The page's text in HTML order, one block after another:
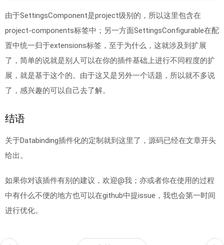
由于SettingsComponent是project级别的，所以这里包含在
project-components标签中；另一方面SettingsConfigurable在配
置中统一归于extensions标签，至于为什么，这就涉及到扩展
了，简单的说就是别人可以在你的插件基础上进行不同程度的扩
展，就是基于这个的。由于这又是另外一个话题，所以就不多说
了，感兴趣的可以自己去了解。
结语
关于Databinding插件化的定制就到这里了，源码已经在文章开头
给出。
如果你对该插件有别的建议，欢迎@我；亦或者你在使用的过程
中有什么不便的地方也可以在github中提issue，我也会第一时间
进行优化。